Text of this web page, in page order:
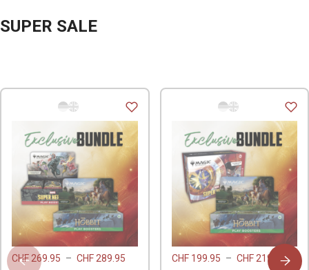
SUPER SALE
CHF 269.95 – CHF 289.95
CHF199.95 – CHF219.95